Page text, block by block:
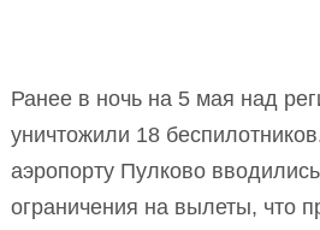
Ранее в ночь на 5 мая над
уничтожили 18
аэропорту Пулково
ограничения на вылеты, что